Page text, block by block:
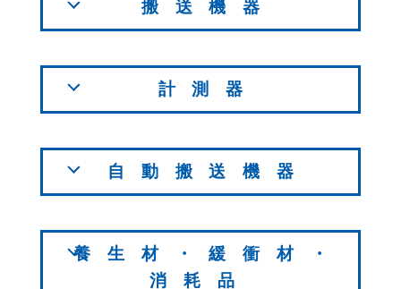
搬送機器
計測器
自動搬送機器
養生材・緩衝材・
消耗品